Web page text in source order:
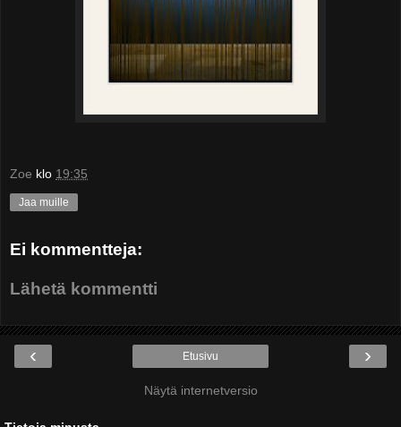
Zoe klo 19:35
Jaa muille
Ei kommentteja:
Lähetä kommentti
‹ ›
Etusivu
Näytä internetversio